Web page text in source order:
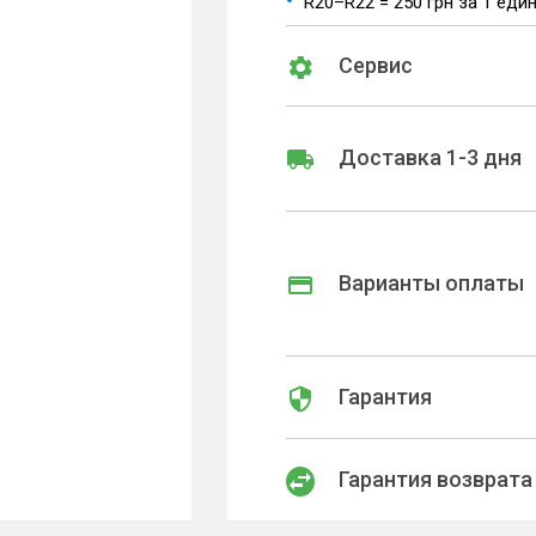
Сервис
Доставка 1-3 дня
Варианты оплаты
Гарантия
Гарантия возврата